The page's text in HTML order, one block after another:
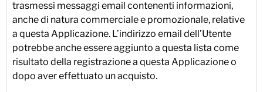
trasmessi messaggi email contenenti informazioni,
anche di natura commerciale e promozionale, relative
a questa Applicazione. L’indirizzo email dell’Utente
potrebbe anche essere aggiunto a questa lista come
risultato della registrazione a questa Applicazione o
dopo aver effettuato un acquisto.